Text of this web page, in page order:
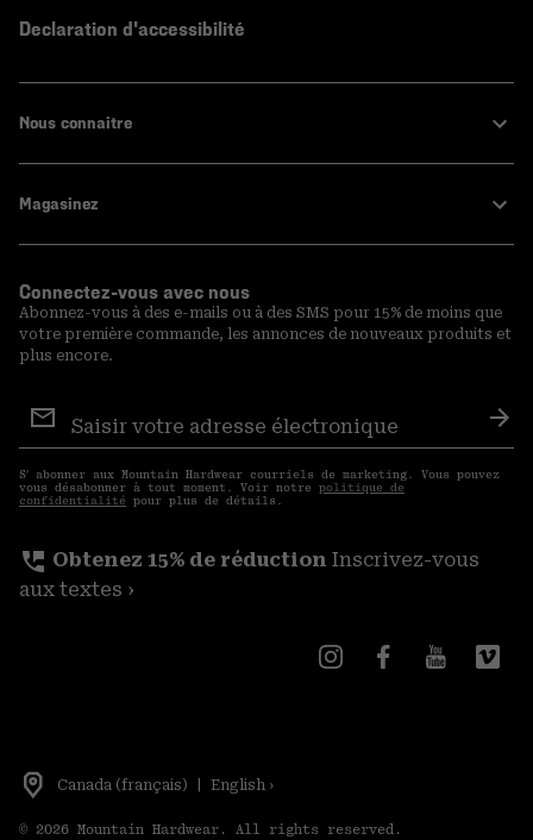
Declaration d'accessibilité
Nous connaitre
Magasinez
Connectez-vous avec nous
Abonnez-vous à des e-mails ou à des SMS pour 15% de moins que
votre première commande, les annonces de nouveaux produits et
plus encore.
aux
courriels
S′ abonner aux Mountain Hardwear courriels de marketing. Vous pouvez
vous désabonner à tout moment. Voir notre politique de
confidentialité pour plus de détails.
perm_phone_msg Obtenez 15% de réduction Inscrivez-vous
aux textes ›
Canada (français) English ›
© 2026 Mountain Hardwear. All rights reserved.